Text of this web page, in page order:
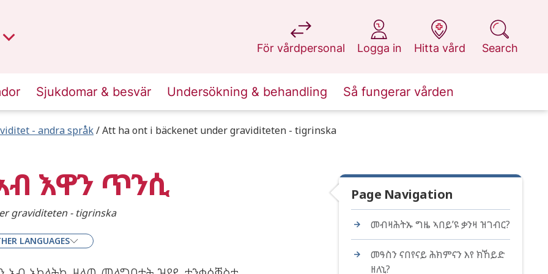
För vårdpersonal
at 1177.se
Logga in
at 1177.se
Hitta vård
at 1177.se
Search
at 1177.se
Sjukdomar & besvär Undersökning & behandling Så fungerar vården
- andra språk Att ha ont i bäckenet under graviditeten - tigrinska
እዋን ጥንሲ
graviditeten - tigrinska
LANGUAGES
Page Navigation
መብዛሕትኡ ግዜ ኣበይ’ዩ ቃንዛ ዝገብር?
መዓስን ናበየናይ ሕክምናን እየ ክኸይድ
ዘለኒ?